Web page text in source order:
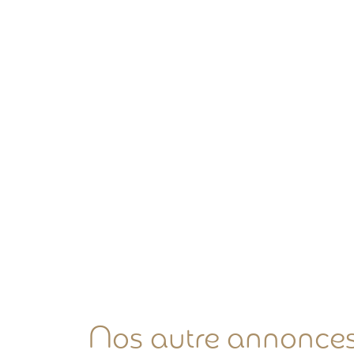
Nos autre